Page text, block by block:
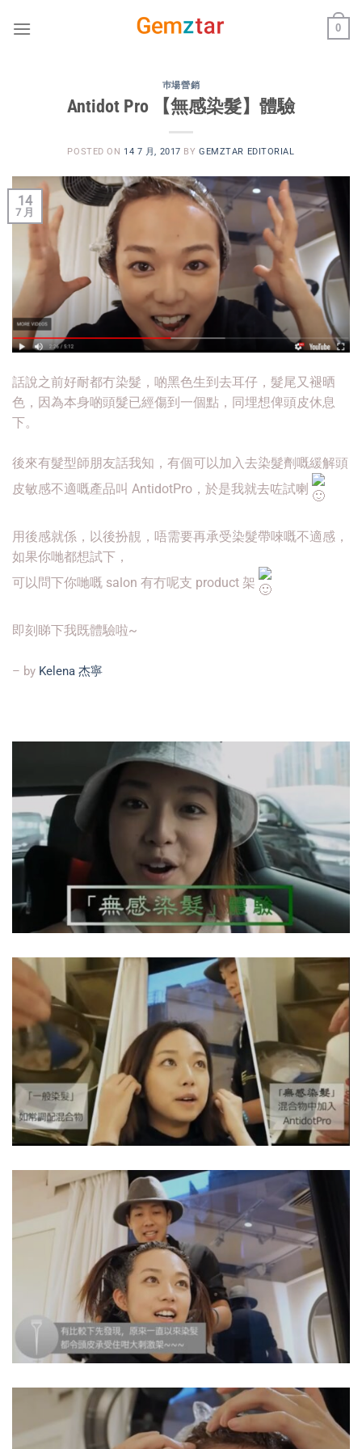
0
巿場營銷
Antidot Pro 【無感染髮】體驗
POSTED ON 14 7 月, 2017 BYGEMZTAR EDITORIAL
14
7 月
話說之前好耐都冇染髮，啲黑色生到去耳仔，髮尾又褪晒
色，因為本身啲頭髮已經傷到一個點，同埋想俾頭皮休息
下。
後來有髮型師朋友話我知，有個可以加入去染髮劑嘅緩解頭
皮敏感不適嘅產品叫 AntidotPro，於是我就去咗試喇
用後感就係，以後扮靚，唔需要再承受染髮帶唻嘅不適感，
如果你哋都想試下，
可以問下你哋嘅 salon 有冇呢支 product 架
即刻睇下我既體驗啦~
– by Kelena 杰寧